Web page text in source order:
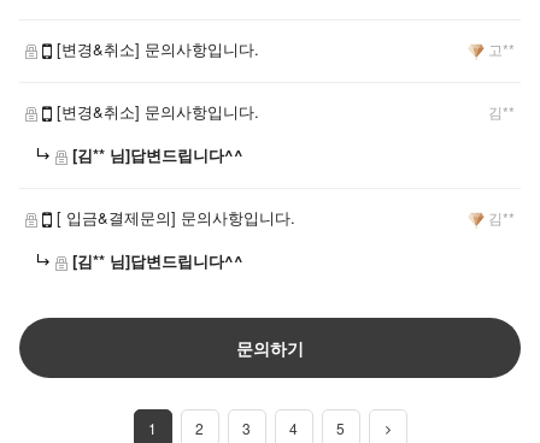
[변경&취소] 문의사항입니다. 고**
[변경&취소] 문의사항입니다. 김**
[김** 님]답변드립니다^^
[ 입금&결제문의] 문의사항입니다. 김**
[김** 님]답변드립니다^^
문의하기
1 2 3 4 5